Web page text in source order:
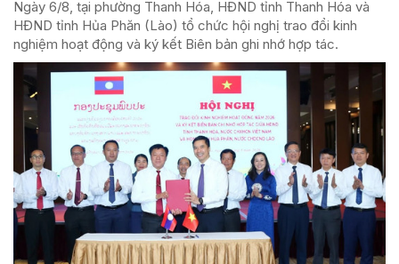
Ngày 6/8, tại phường Thanh Hóa, HĐND tỉnh Thanh Hóa và
HĐND tỉnh Hủa Phăn (Lào) tổ chức hội nghị trao đổi kinh
nghiệm hoạt động và ký kết Biên bản ghi nhớ hợp tác.